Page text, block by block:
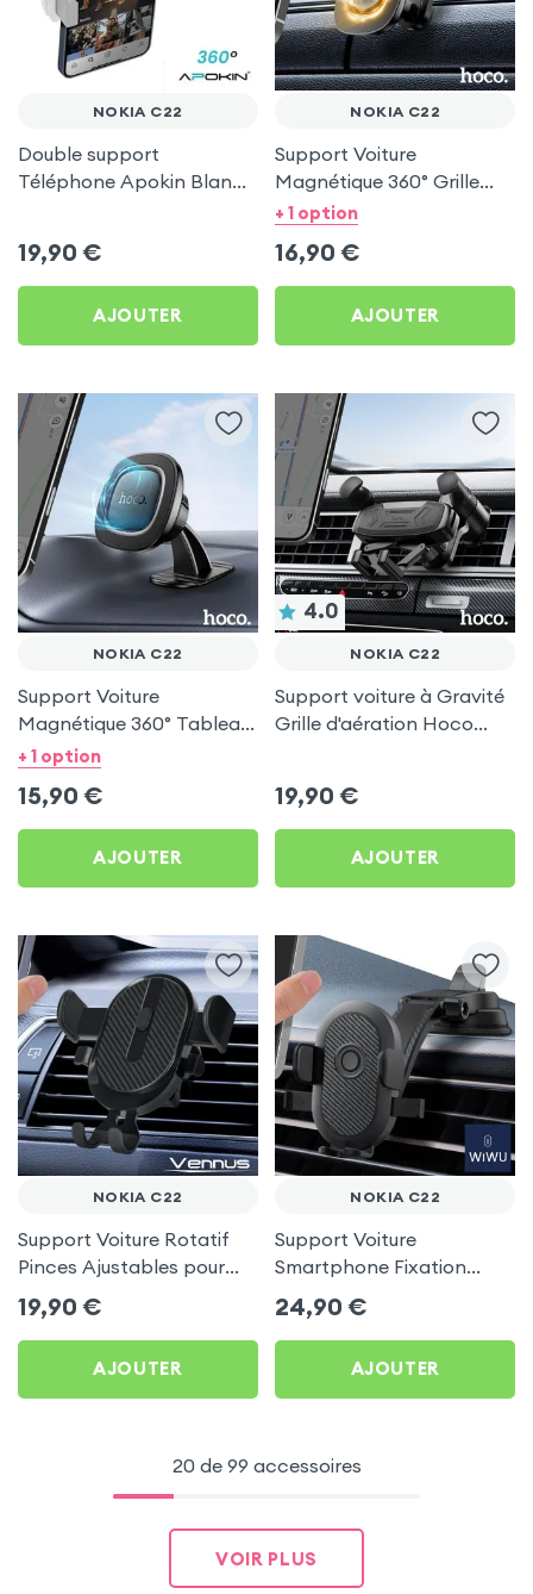
NOKIA C22
Double support
Téléphone Apokin Blanc
et Twitch
19,90 €
AJOUTER
NOKIA C22
Support Voiture
Magnétique 360° Grille
d'aération Hoco pour
+ 1 option
16,90 €
AJOUTER
NOKIA C22
Support Voiture
Magnétique 360° Tableau
de bord Hoco pour Nokia
+ 1 option
15,90 €
AJOUTER
4.0
NOKIA C22
Support voiture à Gravité
Grille d'aération Hoco
19,90 €
AJOUTER
NOKIA C22
Support Voiture Rotatif
Pinces Ajustables pour
Nokia C22
19,90 €
AJOUTER
NOKIA C22
Support Voiture
Smartphone Fixation
Ventouse Noir, Wiwu pour
Nokia C22
24,90 €
AJOUTER
20 de 99 accessoires
VOIR PLUS